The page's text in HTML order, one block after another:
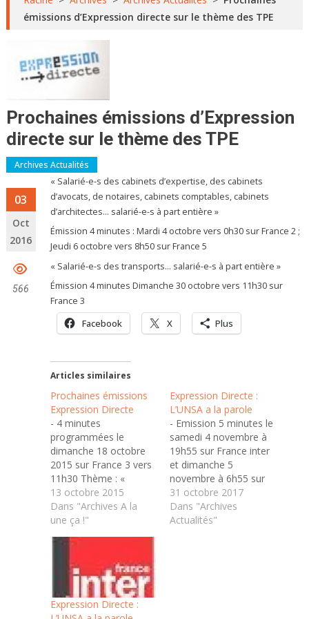
émissions d’Expression directe sur le thème des TPE
Prochaines émissions d’Expression
directe sur le thème des TPE
Archives Actualités
03
Oct
2016
566
« Salarié-e-s des cabinets d’expertise, des cabinets
d’avocats, de notaires, cabinets comptables, cabinets
d’architectes… salarié-e-s à part entière »
Émission 4 minutes : Mardi 4 octobre vers 0h30 sur France 2 ;
Jeudi 6 octobre vers 8h50 sur France 5
« Salarié-e-s des transports… salarié-e-s à part entière »
Émission 4 minutes Dimanche 30 octobre vers 11h30 sur
France 3
Facebook X Plus
Articles similaires
Prochaines émissions
Expression Directe
- 4 minutes
programmées le
dimanche 18 octobre
2015 sur France 3 vers
11h30 Thème : «
L’UNSA, la marque
autonome qui plaît aux
salarié-e-s » - 5
minutes programmées
le samedi 17 octobre
2015 sur France Inter à
19h55 et dimanche 18
octobre 2015 sur
France Bleu à 6h55…
13 octobre 2015
Dans "Archives A la
une ça !"
Expression Directe :
L’UNSA a la parole
- Emission 5 minutes le
samedi 4 novembre à
19h55 sur France inter
et dimanche 5
novembre à 6h55 sur
France Bleu : Luc
Bérille commentera
l’actualité sociale et
31 octobre 2017
Dans "Archives
Actualités"
Expression Directe :